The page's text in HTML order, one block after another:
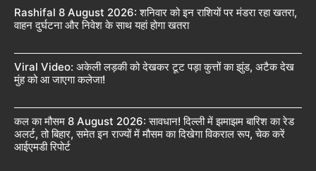
Rashifal 8 August 2026: शनिवार को इन राशियों पर मंडरा रहा खतरा,
वाहन दुर्घटना और निवेश के साथ यहां होगा खतरा
Viral Video: अकेली लड़की को देखकर टूट पड़ा कुत्तों का झुंड, अटैक देख
मुंह को आ जाएगा कलेजा!
कल का मौसम 8 August 2026: सावधान! दिल्ली में झमाझम बारिश का रेड
अलर्ट, तो बिहार, समेत इन राज्यों में मौसम का दिखेगा विकराल रूप, चेक करें
आईएमडी रिपोर्ट